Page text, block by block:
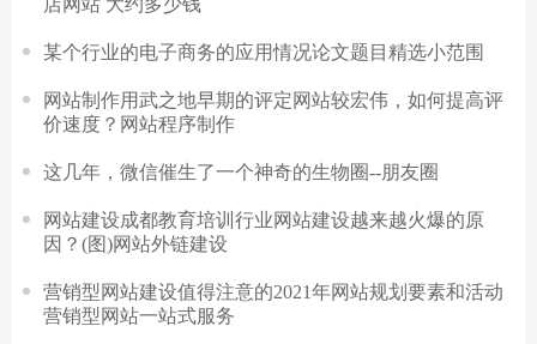
某个行业的电子商务的应用情况论文题目精选小范围
网站制作用武之地早期的评定网站较宏伟，如何提高评
价速度？网站程序制作
这几年，微信催生了一个神奇的生物圈--朋友圈
网站建设成都教育培训行业网站建设越来越火爆的原
因？(图)网站外链建设
营销型网站建设值得注意的2021年网站规划要素和活动
营销型网站一站式服务